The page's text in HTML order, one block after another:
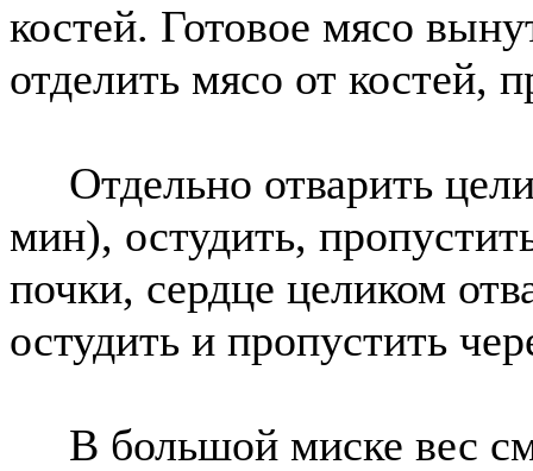
костей. Готовое мясо
отделить мясо от костей,
Отдельно отварить
мин), остудить,
почки, сердце целиком
остудить и пропустить
В большой миске вес